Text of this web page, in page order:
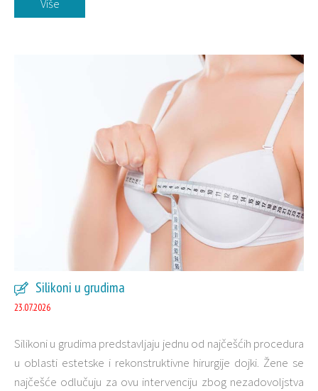
Više
Silikoni u grudima
23.07.2026
Silikoni u grudima predstavljaju jednu od najčešćih procedura
u oblasti estetske i rekonstruktivne hirurgije dojki. Žene se
najčešće odlučuju za ovu intervenciju zbog nezadovoljstva